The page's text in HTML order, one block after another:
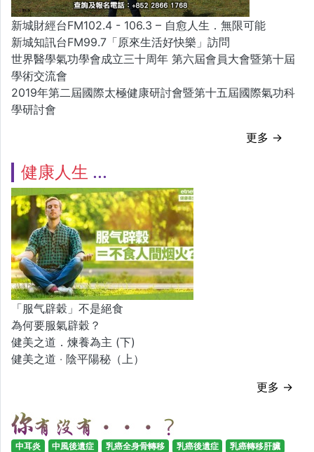
新城財經台FM102.4 - 106.3 – 自愈人生．無限可能
新城知訊台FM99.7「原來生活好快樂」訪問
世界醫學氣功學會成立三十周年 第六屆會員大會暨第十屆
學術交流會
2019年第二屆國際太極健康研討會暨第十五屆國際氣功科
學研討會
更多 →
健康人生
「服气辟穀」不是絕食
為何要服氣辟穀？
健美之道．煉養為主 (下)
健美之道 ‧ 陰平陽秘（上）
更多 →
中耳炎 中風後遺症 乳癌全身骨轉移 乳癌後遺症 乳癌轉移肝臟